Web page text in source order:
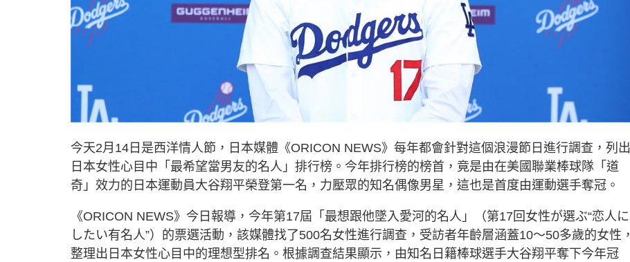
今天2月14日是西洋情人節，日本媒體《ORICON NEWS》每年都會針對這個浪漫節日進行調查，列出
日本女性心目中「最希望當男友的名人」排行榜。今年排行榜的榜首，竟是由在美國聯業棒球隊「道
奇」效力的日本運動員大谷翔平榮登第一名，力壓眾的知名偶像男星，這也是首度由運動選手奪冠。
《ORICON NEWS》今日報導，今年第17屆「最想跟他墜入愛河的名人」（第17回女性が選ぶ“恋人に
したい有名人”）的票選活動，該媒體找了500名女性進行調查，受訪者年齡層涵蓋10～50多歲的女性，
整理出日本女性心目中的理想型排名。根據調查結果顯示，由知名日籍棒球選手大谷翔平奪下今年冠